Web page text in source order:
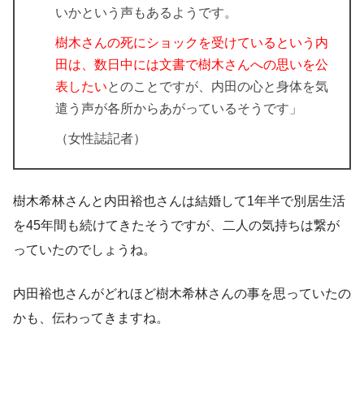
いかという声もあるようです。
樹木さんの死にショックを受けているという内
田は、数日中には文書で樹木さんへの思いを公
表したいとのことですが、内田の心と身体を気
遣う声が各所からあがっているそうです」
（女性誌記者）
樹木希林さんと内田裕也さんは結婚して1年半で別居生活
を45年間も続けてきたそうですが、二人の気持ちは繋が
っていたのでしょうね。
内田裕也さんがどれほど樹木希林さんの事を思っていたの
かも、伝わってきますね。